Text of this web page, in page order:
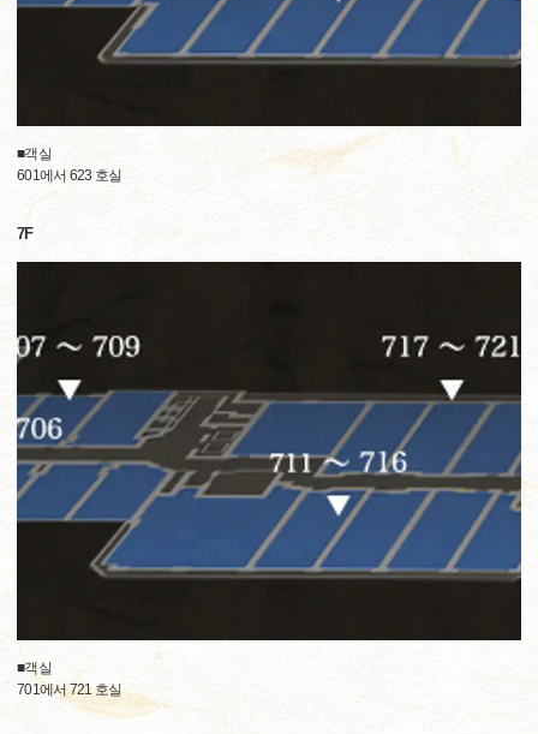
■객실
601에서 623 호실
7F
■객실
701에서 721 호실